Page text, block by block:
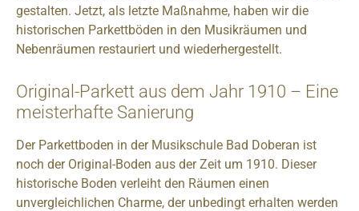
gestalten. Jetzt, als letzte Maßnahme, haben wir die
historischen Parkettböden in den Musikräumen und
Nebenräumen restauriert und wiederhergestellt.
Original-Parkett aus dem Jahr 1910 – Eine
meisterhafte Sanierung
Der Parkettboden in der Musikschule Bad Doberan ist
noch der Original-Boden aus der Zeit um 1910. Dieser
historische Boden verleiht den Räumen einen
unvergleichlichen Charme, der unbedingt erhalten werden